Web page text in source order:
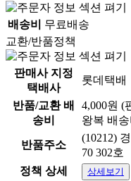
배송비
무료배송
교환/반품정책
판매사 지정
택배사
롯데택배
반품/교환 배
송비
4,000원 (
왕복 배
반품주소
(10212)
70 302호
정책 상세
상세보기